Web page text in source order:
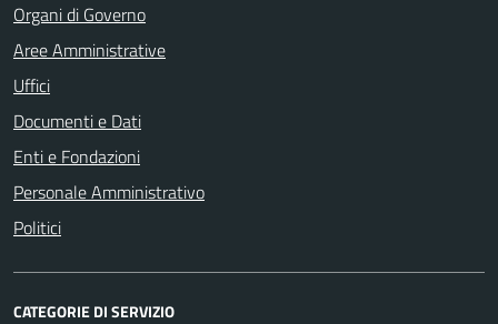
Organi di Governo
Aree Amministrative
Uffici
Documenti e Dati
Enti e Fondazioni
Personale Amministrativo
Politici
CATEGORIE DI SERVIZIO